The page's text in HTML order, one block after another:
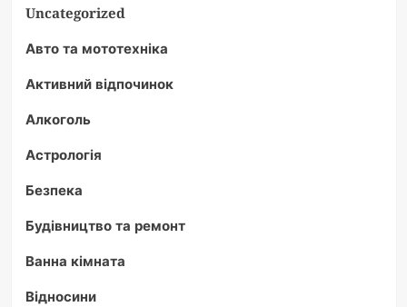
Uncategorized
Авто та мототехніка
Активний відпочинок
Алкоголь
Астрологія
Безпека
Будівництво та ремонт
Ванна кімната
Відносини